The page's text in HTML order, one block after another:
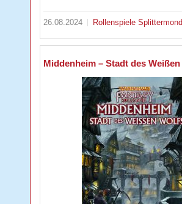
26.08.2024 RollenspieleSplittermond
Middenheim – Stadt des